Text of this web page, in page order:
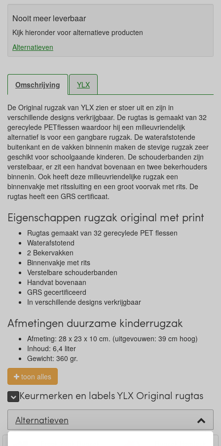
Nooit meer leverbaar
Kijk hieronder voor alternatieve producten
Alternatieven
Omschrijving YLX
De Original rugzak van YLX zien er stoer uit en zijn in
verschillende designs verkrijgbaar. De rugtas is gemaakt van 32
gerecylede PETflessen waardoor hij een milieuvriendelijk
alternatief is voor een gangbare rugzak. De waterafstotende
buitenkant en de vakken binnenin maken de stevige rugzak zeer
geschikt voor schoolgaande kinderen. De schouderbanden zijn
verstelbaar, er zit een handvat bovenaan en twee bekerhouders
binnenin. Ook heeft deze milieuvriendelijke rugzak een
binnenvakje met ritssluiting en een groot voorvak met rits. De
rugtas heeft een GRS certificaat.
Eigenschappen rugzak original met print
Rugtas gemaakt van 32 gerecylede PET flessen
Waterafstotend
2 Bekervakken
Binnenvakje met rits
Verstelbare schouderbanden
Handvat bovenaan
GRS gecertificeerd
In verschillende designs verkrijgbaar
Afmetingen duurzame kinderrugzak
Afmeting: 28 x 23 x 10 cm. (uitgevouwen: 39 cm hoog)
Inhoud: 6,4 liter
Gewicht: 360 gr.
toon alles
Keurmerken en labels YLX Original rugtas
Alternatieven